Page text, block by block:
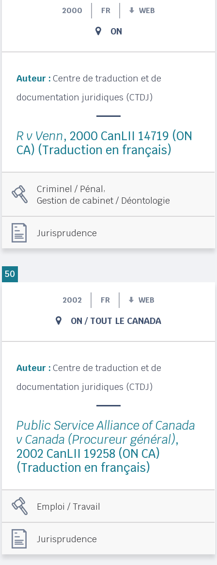
2000 FR WEB
ON
Auteur : Centre de traduction et de
documentation juridiques (CTDJ)
R v Venn, 2000 CanLII 14719 (ON
CA) (Traduction en français)
Criminel / Pénal,
Gestion de cabinet / Déontologie
Jurisprudence
2002 FR WEB
ON / TOUT LE CANADA
Auteur : Centre de traduction et de
documentation juridiques (CTDJ)
Public Service Alliance of Canada
v Canada (Procureur général),
2002 CanLII 19258 (ON CA)
(Traduction en français)
Emploi / Travail
Jurisprudence
50